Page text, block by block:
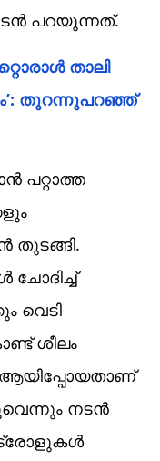
പറയുന്നത്.
താലി
തുറന്നുപറഞ്ഞ്
പറ്റാത്ത
വെടി
ശീലം
നടൻ